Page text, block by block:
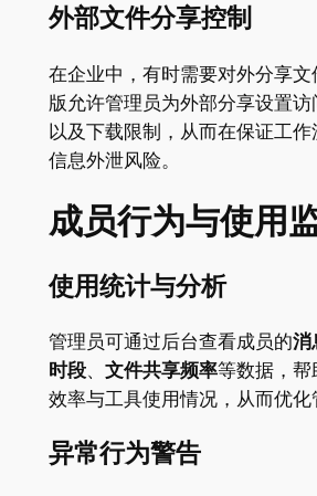
外部文件分享控制
在企业中，有时需要对外分享
版允许管理员为外部分享设置
以及下载限制，从而在保证工
信息外泄风险。
成员行为与使用
使用统计与分析
管理员可通过后台查看成员的消
时段、 文件共享频率等数据，帮
效率与工具使用情况，从而优化
异常行为警告